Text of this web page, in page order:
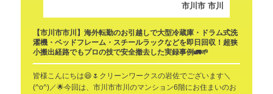
市川市 市川
【市川市市川】海外転勤のお引越しで大型冷蔵庫・ドラム式洗
濯機・ベッドフレーム・スチールラックなどを即日回収！超狭
小搬出経路でもプロの技で安全撤去した実録事例🚛🌱
皆様こんにちは😆🌷クリーンワークスの岩佐でございます＼
(^o^)／🌟今回は、市川市市川のマンション6階にお住まいのお